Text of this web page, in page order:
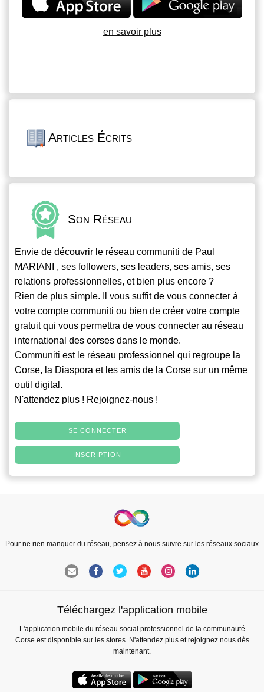
en savoir plus
Articles Écrits
Son Réseau
Envie de découvrir le réseau communiti de Paul
MARIANI , ses followers, ses leaders, ses amis, ses
relations professionnelles, et bien plus encore ?
Rien de plus simple. Il vous suffit de vous connecter à
votre compte communiti ou bien de créer votre compte
gratuit qui vous permettra de vous connecter au réseau
international des corses dans le monde.
Communiti est le réseau professionnel qui regroupe la
Corse, la Diaspora et les amis de la Corse sur un même
outil digital.
N'attendez plus ! Rejoignez-nous !
SE CONNECTER
INSCRIPTION
Pour ne rien manquer du réseau, pensez à nous suivre sur les réseaux sociaux
Téléchargez l'application mobile
L'application mobile du réseau social professionnel de la communauté
Corse est disponible sur les stores. N'attendez plus et rejoignez nous dès
maintenant.